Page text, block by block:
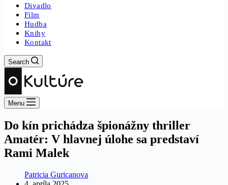
Divadlo
Film
Hudba
Knihy
Kontakt
Search
Menu
Do kín prichádza špionážny thriller
Amatér: V hlavnej úlohe sa predstaví
Rami Malek
Patricia Guricanova